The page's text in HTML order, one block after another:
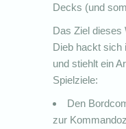
Decks (und
Das Ziel dieses
Dieb hackt sich
und stiehlt ein
Spielziele:
Den
zur